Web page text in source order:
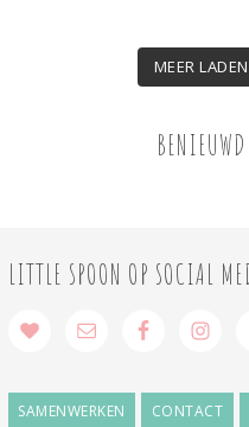
MEER
LITTLE SPOON OP SOCIAL
SAMENWERKEN CONTACT